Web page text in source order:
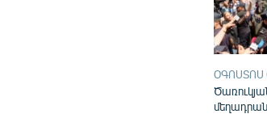
ՕԳՈՍՏՈՍ